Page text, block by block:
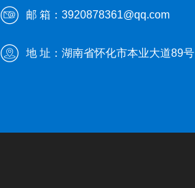
邮 箱：3920878361@qq.com
地 址：湖南省怀化市本业大道89号